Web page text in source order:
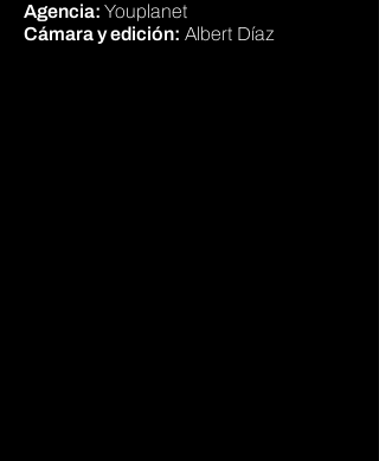
Agencia: Youplanet
Cámaray edición: Albert Díaz